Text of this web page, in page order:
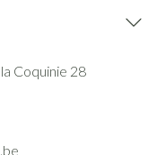
Coquinie 28